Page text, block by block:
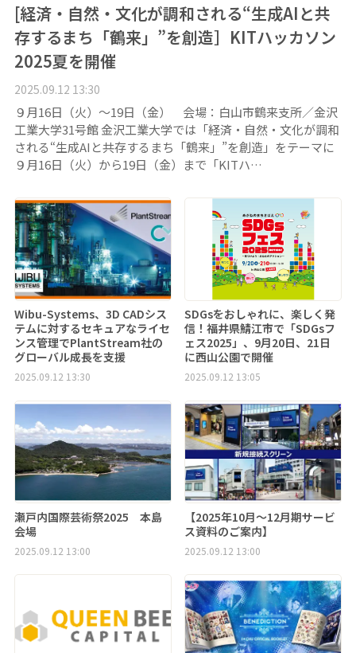
[経済・自然・文化が調和される“生成AIと共
存するまち「鶴来」”を創造］KITハッカソン
2025夏を開催
2025.09.12 13:30
９月16日（火）～19日（金） 会場：白山市鶴来支所／金沢
工業大学31号館 金沢工業大学では「経済・自然・文化が調和
される“生成AIと共存するまち「鶴来」”を創造」をテーマに
９月16日（火）から19日（金）まで「KITハ…
Wibu-Systems、3D CADシス
テムに対するセキュアなライセ
ンス管理でPlantStream社の
グローバル成長を支援
2025.09.12 13:30
SDGsをおしゃれに、楽しく発
信！福井県鯖江市で「SDGsフ
ェス2025」、9月20日、21日
に西山公園で開催
2025.09.12 13:05
瀬戸内国際芸術祭2025 本島
会場
2025.09.12 13:00
【2025年10月～12月期サービ
ス資料のご案内】
2025.09.12 13:00